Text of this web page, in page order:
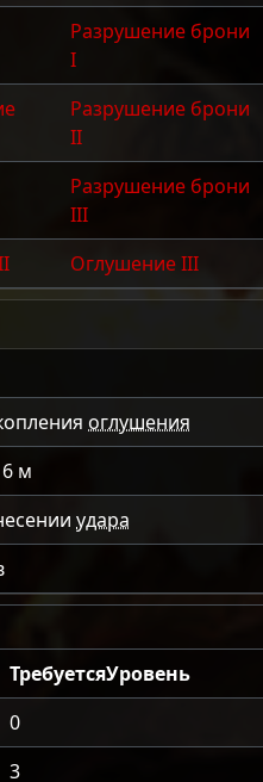
Разрушение брони
I
Разрушение брони
II
Разрушение брони
III
Оглушение III
оглушения
6 м
удара
ТребуетсяУровень
0
3